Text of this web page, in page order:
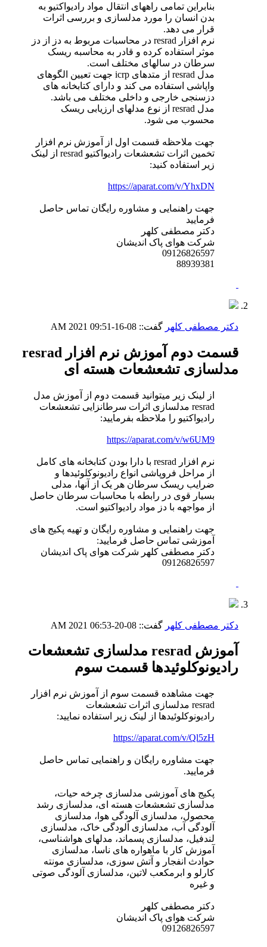
بنابراین تمامی راههای انتقال مواد رادیواکتیو به
بدن انسان را مورد مدلسازی و بررسی اثرات
قرار می دهد.
نرم افزار resrad در محاسبات مربوط به دز از دز
موثر استفاده کرده و قادر به محاسبه ریسک
سرطان در سالهای مختلف است.
مدل resrad از متدهای icrp جهت تعیین الگوهای
واپاشی استفاده می کند و دارای کتابخانه های
دزسنجی خارجی و داخلی مختلف می باشد.
مدل resrad از نوع مدلهای ارزیابی ریسک
محسوب می شود.
جهت ملاحظه قسمت اول از آموزش نرم افزار
تخمین اثرات تشعشعات رادیواکتیو resrad از لینک
زیر استفاده کنید:
https://aparat.com/v/YhxDN
جهت راهنمایی و مشاوره رایگان تماس حاصل
فرمایید
دکتر مصطفی کلهر
شرکت هوای پاک اندیشان
09126826597
88939381
دکتر مصطفی کلهر گفت:: 08-16-2021
09:51 AM
قسمت دوم آموزش نرم افزار resrad
مدلسازی تشعشعات هسته ای
از لینک زیر میتوانید قسمت دوم از آموزش مدل
resrad مدلسازی اثرات سرطانزایی تشعشعات
رادیواکتیو را ملاحظه بفرمایید:
https://aparat.com/v/w6UM9
نرم افزار resrad با دارا بودن کتابخانه های کامل
از مراحل فروپاشی انواع رادیونوکلوئیدها و
ضرایب ریسک سرطان هر یک از آنها، مدلی
بسیار قوی در رابطه با محاسبات سرطان حاصل
از مواجهه با دز مواد رادیواکتیو است.
جهت راهنمایی و مشاوره رایگان و تهیه پکیج های
آموزشی تماس حاصل فرمایید:
دکتر مصطفی کلهر شرکت هوای پاک اندیشان
09126826597
دکتر مصطفی کلهر گفت:: 08-20-2021
06:53 AM
آموزش resrad مدلسازی تشعشعات
رادیونوکلوئیدها قسمت سوم
جهت مشاهده قسمت سوم از آموزش نرم افزار
resrad مدلسازی اثرات تشعشعات
رادیونوکلوئیدها از لینک زیر استفاده نمایید:
https://aparat.com/v/Ql5zH
جهت مشاوره رایگان و راهنمایی تماس حاصل
فرمایید.
پکیج های آموزشی مدلسازی چرخه حیات،
مدلسازی تشعشعات هسته ای، مدلسازی رشد
محصول، مدلسازی آلودگی هوا، مدلسازی
آلودگی آب، مدلسازی آلودگی خاک، مدلسازی
لندفیل، مدلسازی پسماند، مدلهای هواشناسی،
آموزش کار با ماهواره های ناسا، مدلسازی
حوادث انفجار و آتش سوزی، مدلسازی مونته
کارلو و ابرمکعب لاتین، مدلسازی آلودگی صوتی
و غیره
دکتر مصطفی کلهر
شرکت هوای پاک اندیشان
09126826597